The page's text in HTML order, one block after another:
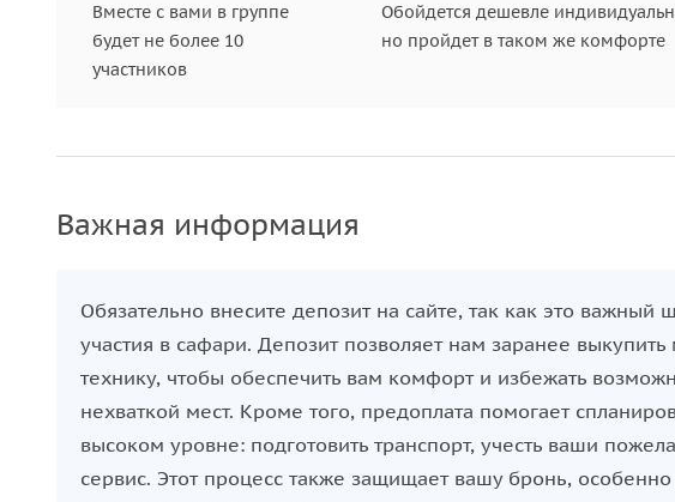
Вместе с вами в группе
будет не более 10
участников
Обойдется дешевле
но пройдет в таком же комфорте
Важная информация
Обязательно внесите депозит на сайте, так как это
участия в сафари. Депозит позволяет нам заранее
технику, чтобы обеспечить вам комфорт и избежать
нехваткой мест. Кроме того, предоплата помогает
высоком уровне: подготовить транспорт, учесть ваши
сервис. Этот процесс также защищает вашу бронь,